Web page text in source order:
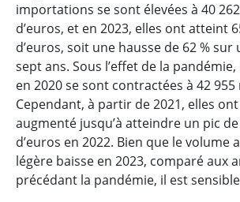
importations se sont élevées à 40
d’euros, et en 2023, elles ont atteint
d’euros, soit une hausse de 62 %
sept ans. Sous l’effet de la
en 2020 se sont contractées à 42 955
Cependant, à partir de 2021, elles
augmenté jusqu’à atteindre un pic
d’euros en 2022. Bien que le volume
légère baisse en 2023, comparé aux
précédant la pandémie, il est